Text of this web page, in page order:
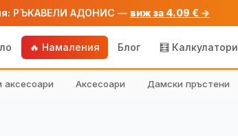
РЪКАВЕЛИ АДОНИС — виж за 4.09 € →
🔥 Намаления Блог 🧮 Калкулатори
аксесоари Аксесоари Дамски пръстени